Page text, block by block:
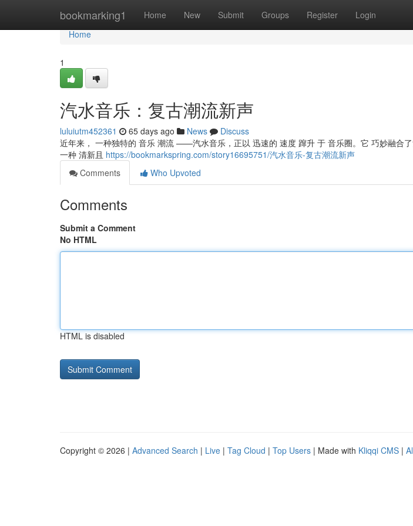
bookmarking1 Home New Submit Groups Register Login
Home
Home
1
汽水音乐：复古潮流新声
luluiutm452361 65 days ago News
Discuss
近年来， 一种独特的 音乐 潮流 ——汽水音乐，正以 迅速的 速度 蹿升 于 音乐圈。它 巧妙融合
一种 清新且 https://bookmarkspring.com/story16695751/汽水音乐-复古潮流新声
Comments
Who Upvoted
Comments
Submit a Comment
No HTML
HTML is disabled
Copyright © 2026 | Advanced Search | Live | Tag Cloud | Top Users | Made with Kliqqi CMS |